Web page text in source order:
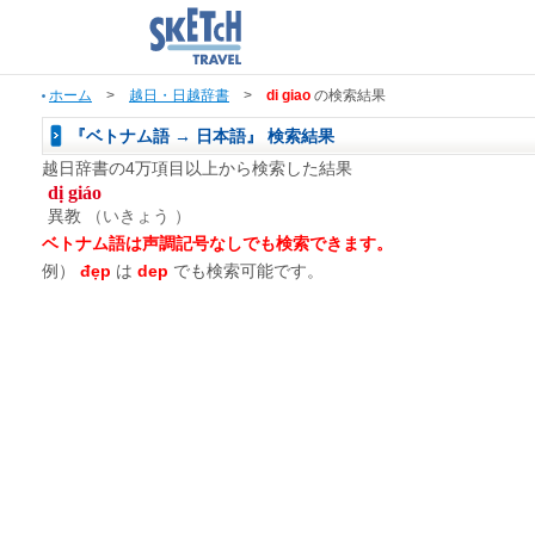
ホーム > 越日・日越辞書 > di giao の検索結果
『ベトナム語 → 日本語』 検索結果
越日辞書の4万項目以上から検索した結果
dị giáo
異教 （いきょう ）
ベトナム語は声調記号なしでも検索できます。
例）
đẹp は dep でも検索可能です。